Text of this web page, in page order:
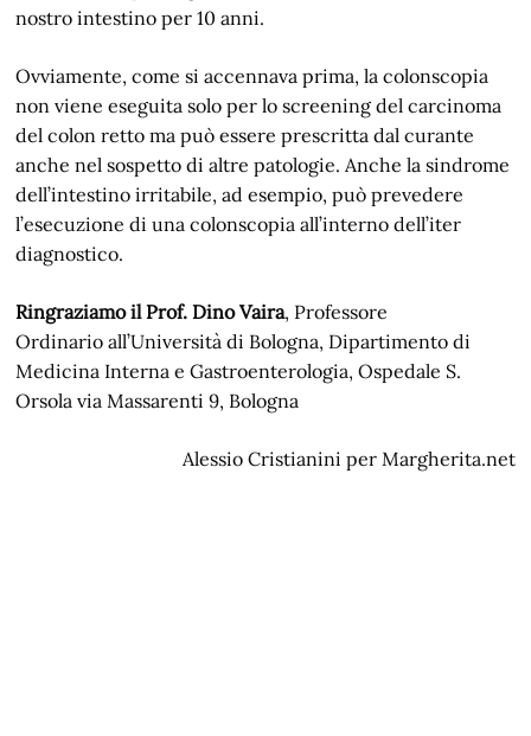
nostro intestino per 10 anni.
Ovviamente, come si accennava prima, la colonscopia
non viene eseguita solo per lo screening del carcinoma
del colon retto ma può essere prescritta dal curante
anche nel sospetto di altre patologie. Anche la sindrome
dell’intestino irritabile, ad esempio, può prevedere
l’esecuzione di una colonscopia all’interno dell’iter
diagnostico.
Ringraziamo il Prof. Dino Vaira, Professore
Ordinario all’Università di Bologna, Dipartimento di
Medicina Interna e Gastroenterologia, Ospedale S.
Orsola via Massarenti 9, Bologna
Alessio Cristianini per Margherita.net